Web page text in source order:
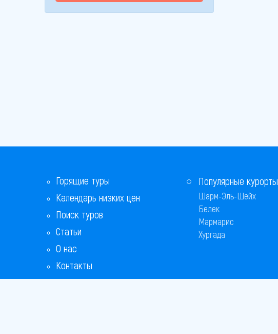
Горящие туры
Календарь низких цен
Поиск туров
Статьи
О нас
Контакты
Бонусная программа
Популярные курорты
Шарм-Эль-Шейх
Белек
Мармарис
Хургада